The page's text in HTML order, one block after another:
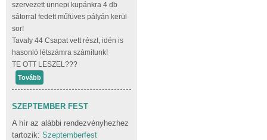
szervezett ünnepi kupánkra 4 db
sátorral fedett műfüves pályán kerül
sor!
Tavaly 44 Csapat vett részt, idén is
hasonló létszámra számítunk!
TE OTT LESZEL???
Tovább
SZEPTEMBER FEST
A hír az alábbi rendezvényhezhez
tartozik: Szeptemberfest